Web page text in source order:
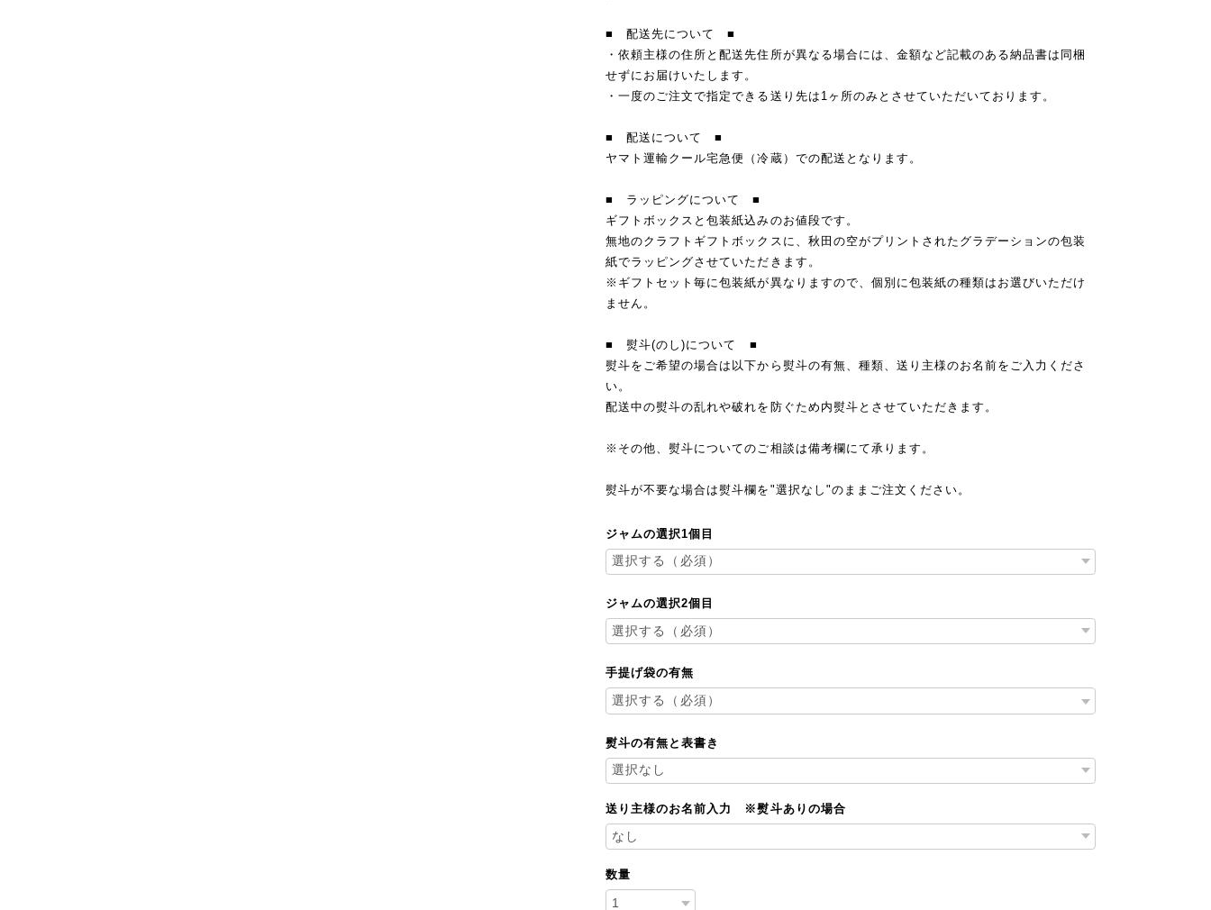
■ 配送先について ■
・依頼主様の住所と配送先住所が異なる場合には、金額など記載のある納品書は同梱
せずにお届けいたします。
・一度のご注文で指定できる送り先は1ヶ所のみとさせていただいております。
■ 配送について ■
ヤマト運輸クール宅急便（冷蔵）での配送となります。
■ ラッピングについて ■
ギフトボックスと包装紙込みのお値段です。
無地のクラフトギフトボックスに、秋田の空がプリントされたグラデーションの包装
紙でラッピングさせていただきます。
※ギフトセット毎に包装紙が異なりますので、個別に包装紙の種類はお選びいただけ
ません。
■ 熨斗(のし)について ■
熨斗をご希望の場合は以下から熨斗の有無、種類、送り主様のお名前をご入力くださ
い。
配送中の熨斗の乱れや破れを防ぐため内熨斗とさせていただきます。
※その他、熨斗についてのご相談は備考欄にて承ります。
熨斗が不要な場合は熨斗欄を"選択なし"のままご注文ください。
ジャムの選択1個目
ジャムの選択2個目
手提げ袋の有無
熨斗の有無と表書き
送り主様のお名前入力 ※熨斗ありの場合
数量